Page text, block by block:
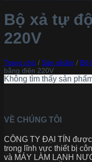
Bộ xả tự
220V
Trang chủ / Sản phẩm / Bộ
bằng điện 220V
Không tìm thấy sản
VỀ CHÚNG TÔI
CÔNG TY ĐẠI TÍN
trong lĩnh vực thiết bị
và MÁY LÀM LẠNH